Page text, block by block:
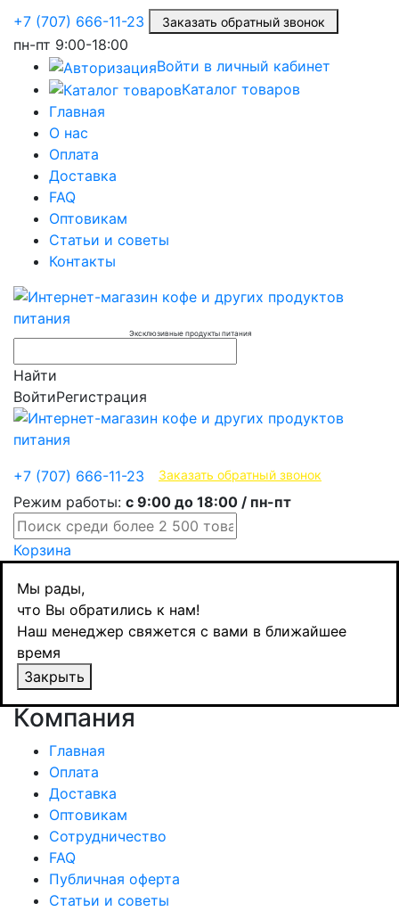
+7 (707) 666-11-23 Заказать обратный звонок
пн-пт 9:00-18:00
Войти в личный кабинет
Каталог товаров
Главная
О нас
Оплата
Доставка
FAQ
Оптовикам
Статьи и советы
Контакты
Эксклюзивные продукты питания
Найти
ВойтиРегистрация
+7 (707) 666-11-23 Заказать обратный звонок
Режим работы: с 9:00 до 18:00 / пн-пт
Корзина
Мы рады,
что Вы обратились к нам!
Наш менеджер свяжется с вами в ближайшее
время
Закрыть
Товар не найден!
Страница не найдена
Продолжить
Компания
Главная
Оплата
Доставка
Оптовикам
Сотрудничество
FAQ
Публичная оферта
Статьи и советы